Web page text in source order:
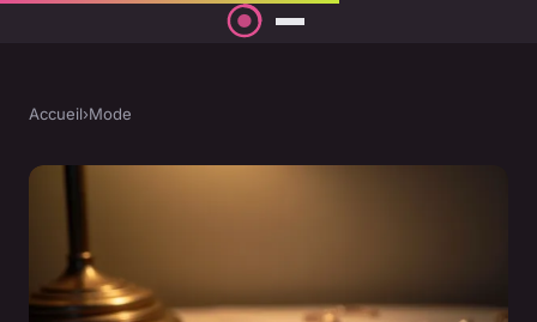
Accueil›Mode